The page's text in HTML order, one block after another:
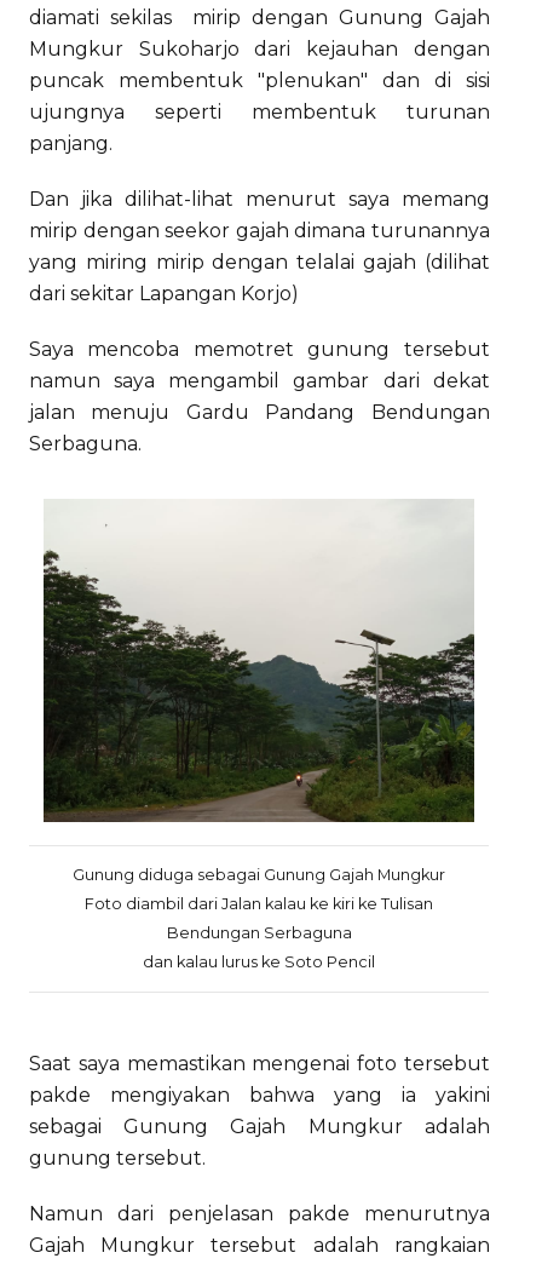
diamati sekilas mirip dengan Gunung Gajah
Mungkur Sukoharjo dari kejauhan dengan
puncak membentuk "plenukan" dan di sisi
ujungnya seperti membentuk turunan
panjang.
Dan jika dilihat-lihat menurut saya memang
mirip dengan seekor gajah dimana turunannya
yang miring mirip dengan telalai gajah (dilihat
dari sekitar Lapangan Korjo)
Saya mencoba memotret gunung tersebut
namun saya mengambil gambar dari dekat
jalan menuju Gardu Pandang Bendungan
Serbaguna.
Gunung diduga sebagai Gunung Gajah Mungkur
Foto diambil dari Jalan kalau ke kiri ke Tulisan
Bendungan Serbaguna
dan kalau lurus ke Soto Pencil
Saat saya memastikan mengenai foto tersebut
pakde mengiyakan bahwa yang ia yakini
sebagai Gunung Gajah Mungkur adalah
gunung tersebut.
Namun dari penjelasan pakde menurutnya
Gajah Mungkur tersebut adalah rangkaian